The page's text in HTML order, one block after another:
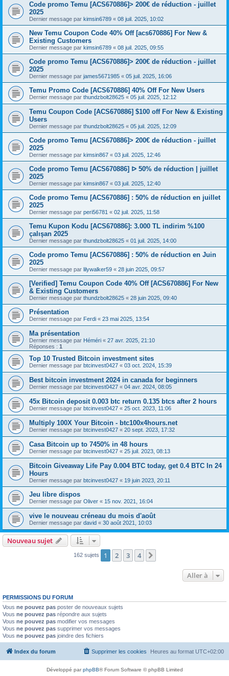
Code promo Temu [ACS670886]> 200€ de réduction - juillet
2025
Dernier message par kimsin6789 « 08 juil. 2025, 10:02
New Temu Coupon Code 40% Off [acs670886] For New &
Existing Customers
Dernier message par kimsin6789 « 08 juil. 2025, 09:55
Code promo Temu [ACS670886]> 200€ de réduction - juillet
2025
Dernier message par james5671985 « 05 juil. 2025, 16:06
Temu Promo Code [ACS670886] 40% Off For New Users
Dernier message par thundzbolt28625 « 05 juil. 2025, 12:12
Temu Coupon Code [ACS670886] $100 off For New & Existing
Users
Dernier message par thundzbolt28625 « 05 juil. 2025, 12:09
Code promo Temu [ACS670886]> 200€ de réduction - juillet
2025
Dernier message par kimsin867 « 03 juil. 2025, 12:46
Code promo Temu [ACS670886] ᐅ 50% de réduction | juillet
2025
Dernier message par kimsin867 « 03 juil. 2025, 12:40
Code promo Temu [ACS670886] : 50% de réduction en juillet
2025
Dernier message par peri56781 « 02 juil. 2025, 11:58
Temu Kupon Kodu [ACS670886]: 3.000 TL indirim %100
çalışan 2025
Dernier message par thundzbolt28625 « 01 juil. 2025, 14:00
Code promo Temu [ACS670886] : 50% de réduction en Juin
2025
Dernier message par lilywalker59 « 28 juin 2025, 09:57
[Verified] Temu Coupon Code 40% Off [ACS670886] For New
& Existing Customers
Dernier message par thundzbolt28625 « 28 juin 2025, 09:40
Présentation
Dernier message par Ferdi « 23 mai 2025, 13:54
Ma présentation
Dernier message par Héméri « 27 avr. 2025, 21:10
Réponses : 1
Top 10 Trusted Bitcoin investment sites
Dernier message par btcinvest0427 « 03 oct. 2024, 15:39
Best bitcoin investment 2024 in canada for beginners
Dernier message par btcinvest0427 « 04 avr. 2024, 08:05
45x Bitcoin deposit 0.003 btc return 0.135 btcs after 2 hours
Dernier message par btcinvest0427 « 25 oct. 2023, 11:06
Multiply 100X Your Bitcoin - btc100x4hours.net
Dernier message par btcinvest0427 « 20 sept. 2023, 17:32
Casa Bitcoin up to 7450% in 48 hours
Dernier message par btcinvest0427 « 25 juil. 2023, 08:13
Bitcoin Giveaway Life Pay 0.004 BTC today, get 0.4 BTC In 24
Hours
Dernier message par btcinvest0427 « 19 juin 2023, 20:11
Jeu libre dispos
Dernier message par Oliver « 15 nov. 2021, 16:04
vive le nouveau créneau du mois d'août
Dernier message par david « 30 août 2021, 10:03
Nouveau sujet
162 sujets 1 2 3 4
Aller à
PERMISSIONS DU FORUM
Vous ne pouvez pas poster de nouveaux sujets
Vous ne pouvez pas répondre aux sujets
Vous ne pouvez pas modifier vos messages
Vous ne pouvez pas supprimer vos messages
Vous ne pouvez pas joindre des fichiers
Index du forum Heures au format UTC+02:00
Supprimer les cookies
Développé parphpBB® Forum Software © phpBB Limited